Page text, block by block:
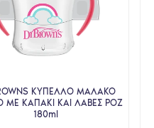
ΚΥΠΕΛΛΟ ΜΑΛΑΚΟ
ΜΕ ΚΑΠΑΚΙ ΚΑΙ ΛΑΒΕΣ ΡΟΖ
180ml